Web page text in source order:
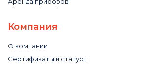
Компания
О компании
Сертификаты и статусы